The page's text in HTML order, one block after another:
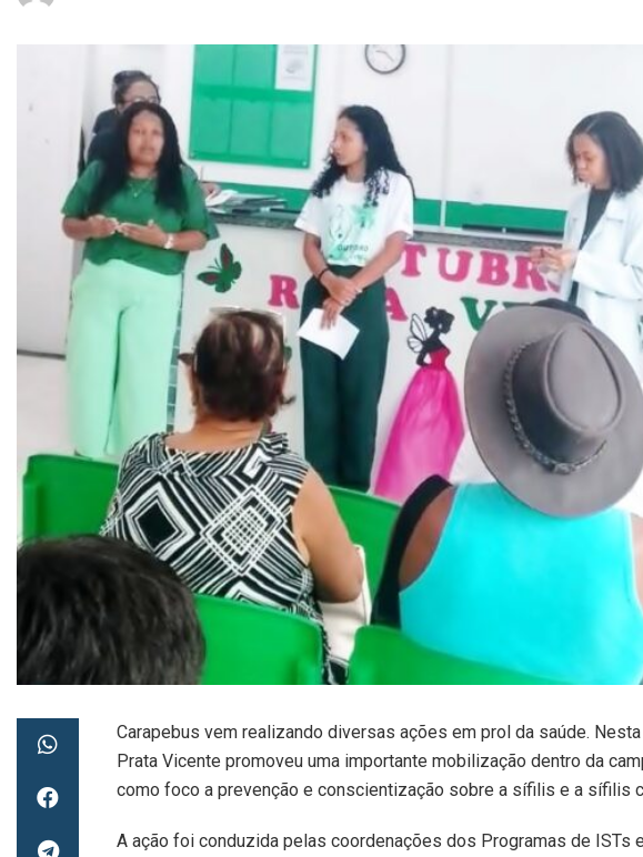
Carapebus vem realizando diversas ações em prol da saúde.
Prata Vicente promoveu uma importante mobilização dentro da
como foco a prevenção e conscientização sobre a sífilis e a sífilis
A ação foi conduzida pelas coordenações dos Programas de ISTs